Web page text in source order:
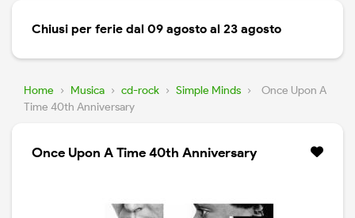
Chiusi per ferie dal 09 agosto al 23 agosto
Home › Musica › cd-rock › Simple Minds ›
Once Upon A
Time 40th Anniversary
Once Upon A Time 40th Anniversary